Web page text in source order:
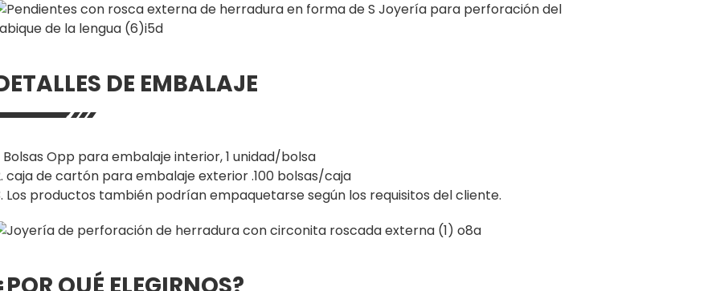
DE EMBALAJE
Bolsas Opp para embalaje interior, 1 unidad/bolsa
caja de cartón para embalaje exterior .100 bolsas/caja
Los productos también podrían empaquetarse según los requisitos del cliente.